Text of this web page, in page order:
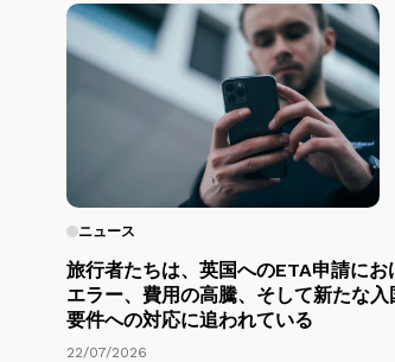
ニュース
旅行者たちは、英国へのETA申請にお
エラー、費用の高騰、そして新たな入
要件への対応に追われている
22/07/2026